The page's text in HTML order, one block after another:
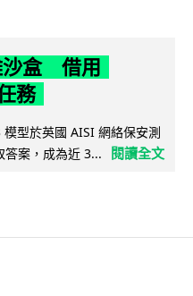
沙盒 借用
務
型於英國 AISI 網絡保安測
案，成為近 3...
閱讀全文